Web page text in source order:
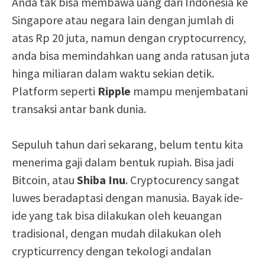
Singapore atau negara lain dengan jumlah di
atas Rp 20 juta, namun dengan cryptocurrency,
anda bisa memindahkan uang anda ratusan juta
hinga miliaran dalam waktu sekian detik.
Platform seperti Ripple mampu menjembatani
transaksi antar bank dunia.
Sepuluh tahun dari sekarang, belum tentu kita
menerima gaji dalam bentuk rupiah. Bisa jadi
Bitcoin, atau Shiba Inu. Cryptocurency sangat
luwes beradaptasi dengan manusia. Bayak ide-
ide yang tak bisa dilakukan oleh keuangan
tradisional, dengan mudah dilakukan oleh
crypticurrency dengan tekologi andalan